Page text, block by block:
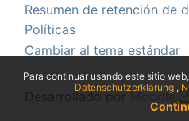
Para continuar usando este sitio
Datenschutzerklärung
Resumen de retención de
Políticas
Cambiar al tema estándar
Desarrollado porMoodle